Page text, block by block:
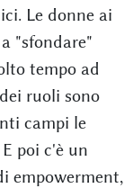
Le donne ai
"sfondare"
tempo ad
ruoli sono
campi le
poi c'è un
empowerment,